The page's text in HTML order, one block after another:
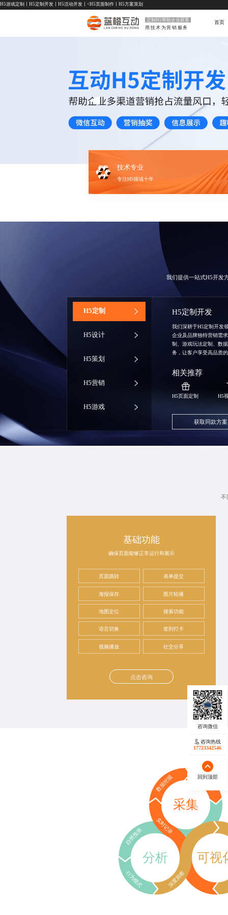
H5游戏定制 H5定制开发 H5活动开发 丨<H5页面制作 H5方案策划
定制H5帮助企业获客
用技术为营销服务
首页
技术专业
专注H5领域十年
我们提供一站式H5开发
‌H5定制
H5设计
H5策划
H5营销
H5游戏
H5定制开发
我们深耕于H5定制开发
企业及品牌独特营销需
制、游戏玩法定制、数
务，让客户享受高品质
相关推荐
H5页面定制 H5
获取同款方案
不
基础功能
确保页面能够正常运行和展示
页面跳转 表单提交
海报保存 图片轮播
地图定位 搜索功能
语言切换 签到打卡
视频播放 社交分享
点击咨询
采集
数据挖掘 行为追踪
实时记录
分析
趋势预测
行为模式 深度洞察
可视
咨询热线
17723342546
回到顶部